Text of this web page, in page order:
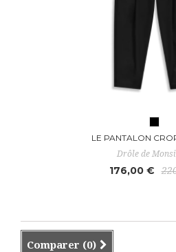
LE PANTALON
Drôle de
176,00 €
Comparer (0)